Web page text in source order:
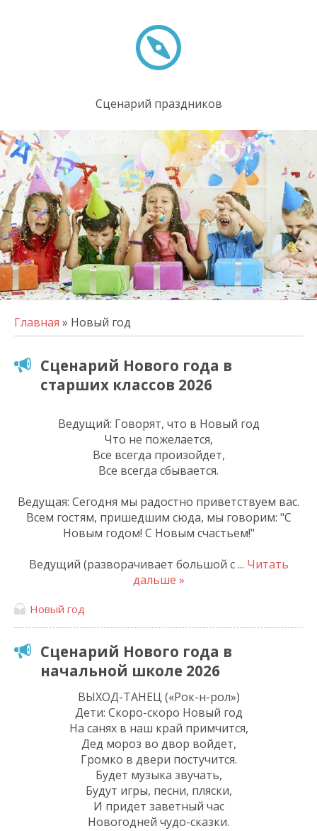
Сценарий праздников
Главная » Новый год
Сценарий Нового года в
старших классов 2026
Ведущий: Говорят, что в Новый год
Что не пожелается,
Все всегда произойдет,
Все всегда сбывается.
Ведущая: Сегодня мы радостно приветствуем вас.
Всем гостям, пришедшим сюда, мы говорим: "С
Новым годом! С Новым счастьем!"
Ведущий (разворачивает большой с... Читать
дальше »
Новый год
Сценарий Нового года в
начальной школе 2026
ВЫХОД-ТАНЕЦ («Рок-н-рол»)
Дети: Скоро-скоро Новый год
На санях в наш край примчится,
Дед мороз во двор войдет,
Громко в двери постучится.
Будет музыка звучать,
Будут игры, песни, пляски,
И придет заветный час
Новогодней чудо-сказки.